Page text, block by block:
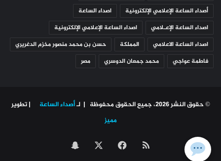
أصداء الساعة الإعلامي الإلكترونية
اصداء الساعة
اصداء الساعة الإعـلامي
اصداء الساعة الإعلامي الإلكترونية
اصداء الساعة الاعلامي
المملكة
حسن بن محمد منصور مخزم الدغريري
فاطمة عواجي
محمد جمعان الدوسري مصر
© حقوق النشر 2026، جميع الحقوق محفوظة | لـ أصداء الساعة
| تطوير
مميز
ملخص فيسبوك